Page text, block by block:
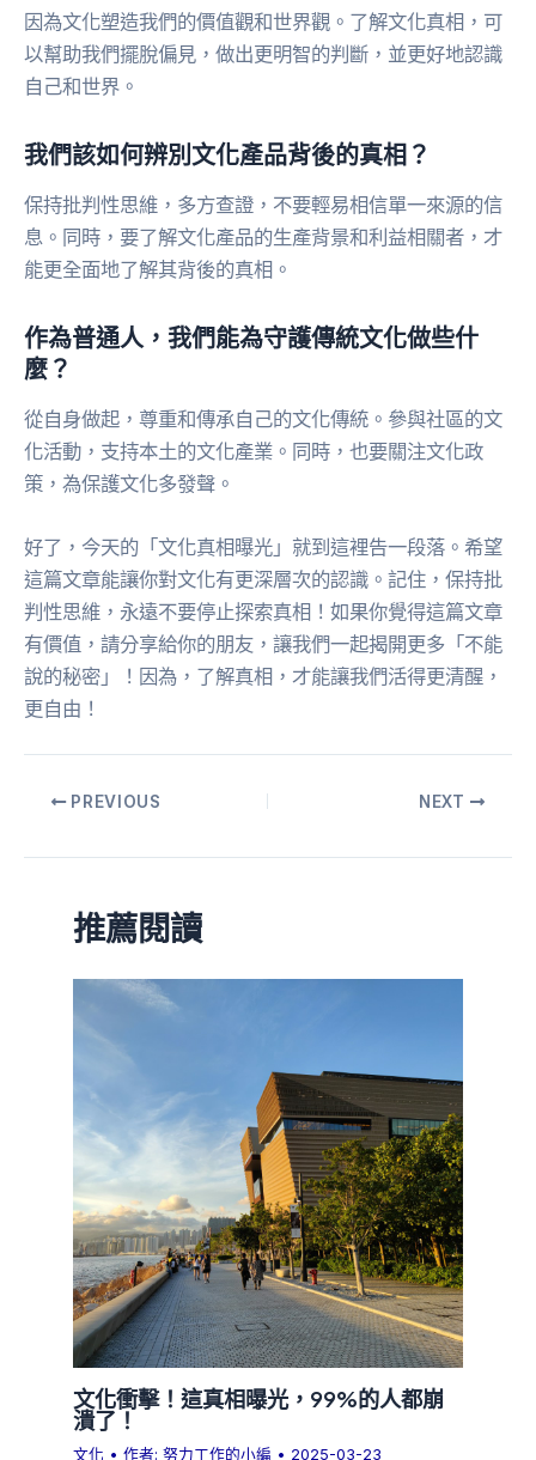
因為文化塑造我們的價值觀和世界觀。了解文化真相，可
以幫助我們擺脫偏見，做出更明智的判斷，並更好地認識
自己和世界。
我們該如何辨別文化產品背後的真相？
保持批判性思維，多方查證，不要輕易相信單一來源的信
息。同時，要了解文化產品的生產背景和利益相關者，才
能更全面地了解其背後的真相。
作為普通人，我們能為守護傳統文化做些什
麼？
從自身做起，尊重和傳承自己的文化傳統。參與社區的文
化活動，支持本土的文化產業。同時，也要關注文化政
策，為保護文化多發聲。
好了，今天的「文化真相曝光」就到這裡告一段落。希望
這篇文章能讓你對文化有更深層次的認識。記住，保持批
判性思維，永遠不要停止探索真相！如果你覺得這篇文章
有價值，請分享給你的朋友，讓我們一起揭開更多「不能
說的秘密」！因為，了解真相，才能讓我們活得更清醒，
更自由！
PREVIOUS NEXT
推薦閱讀
文化衝擊！這真相曝光，99%的人都崩
潰了！
文化 • 作者:努力工作的小編 • 2025-03-23